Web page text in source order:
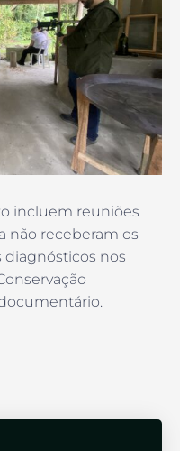
incluem reuniões
não receberam os
diagnósticos nos